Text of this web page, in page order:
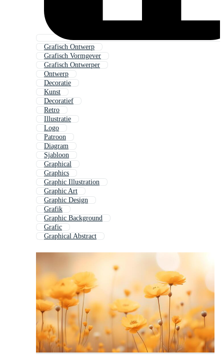
Grafisch Ontwerp
Grafisch Vormgever
Grafisch Ontwerper
Ontwerp
Decoratie
Kunst
Decoratief
Retro
Illustratie
Logo
Patroon
Diagram
Sjabloon
Graphical
Graphics
Graphic Illustration
Graphic Art
Graphic Design
Grafik
Graphic Background
Grafic
Graphical Abstract